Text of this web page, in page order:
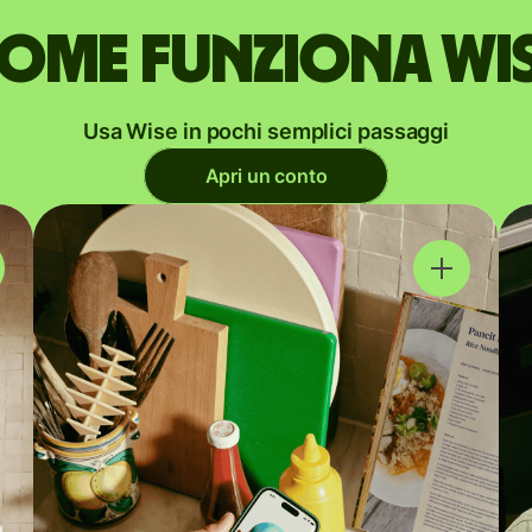
funziona
Usa Wise in pochi semplici passaggi
Apri un conto